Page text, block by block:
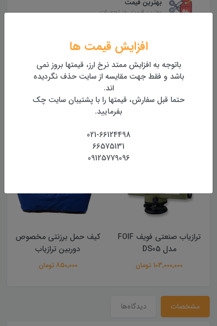
بهترین قیمت
بهترین قیمت روز تجهیزات
تضمین اصالت و کیفیت کالا
همراه با گارانتی معتبر
بازگشت وجه
بازگشت وجه بدون قید و شرط
ترازیاب صنعتی فویف FOIF
مدل DS05
103,000,000 تومان
کیف حمل برزنتی مخصوص
دوربین ترازیاب
850,000 تومان
مشخصات دیدگاه‌ها
افزایش قیمت ها
باتوجه به افزایش ممتد نرخ ارز، قیمتها بروز نمی
باشد و فقط جهت مقایسه از سایت حذف نگردیده
اند.
حتما قبل سفارش، قیمتها را با پشتیبان سایت چک
بفرمایید.
021-66124498
66575131
09125779096